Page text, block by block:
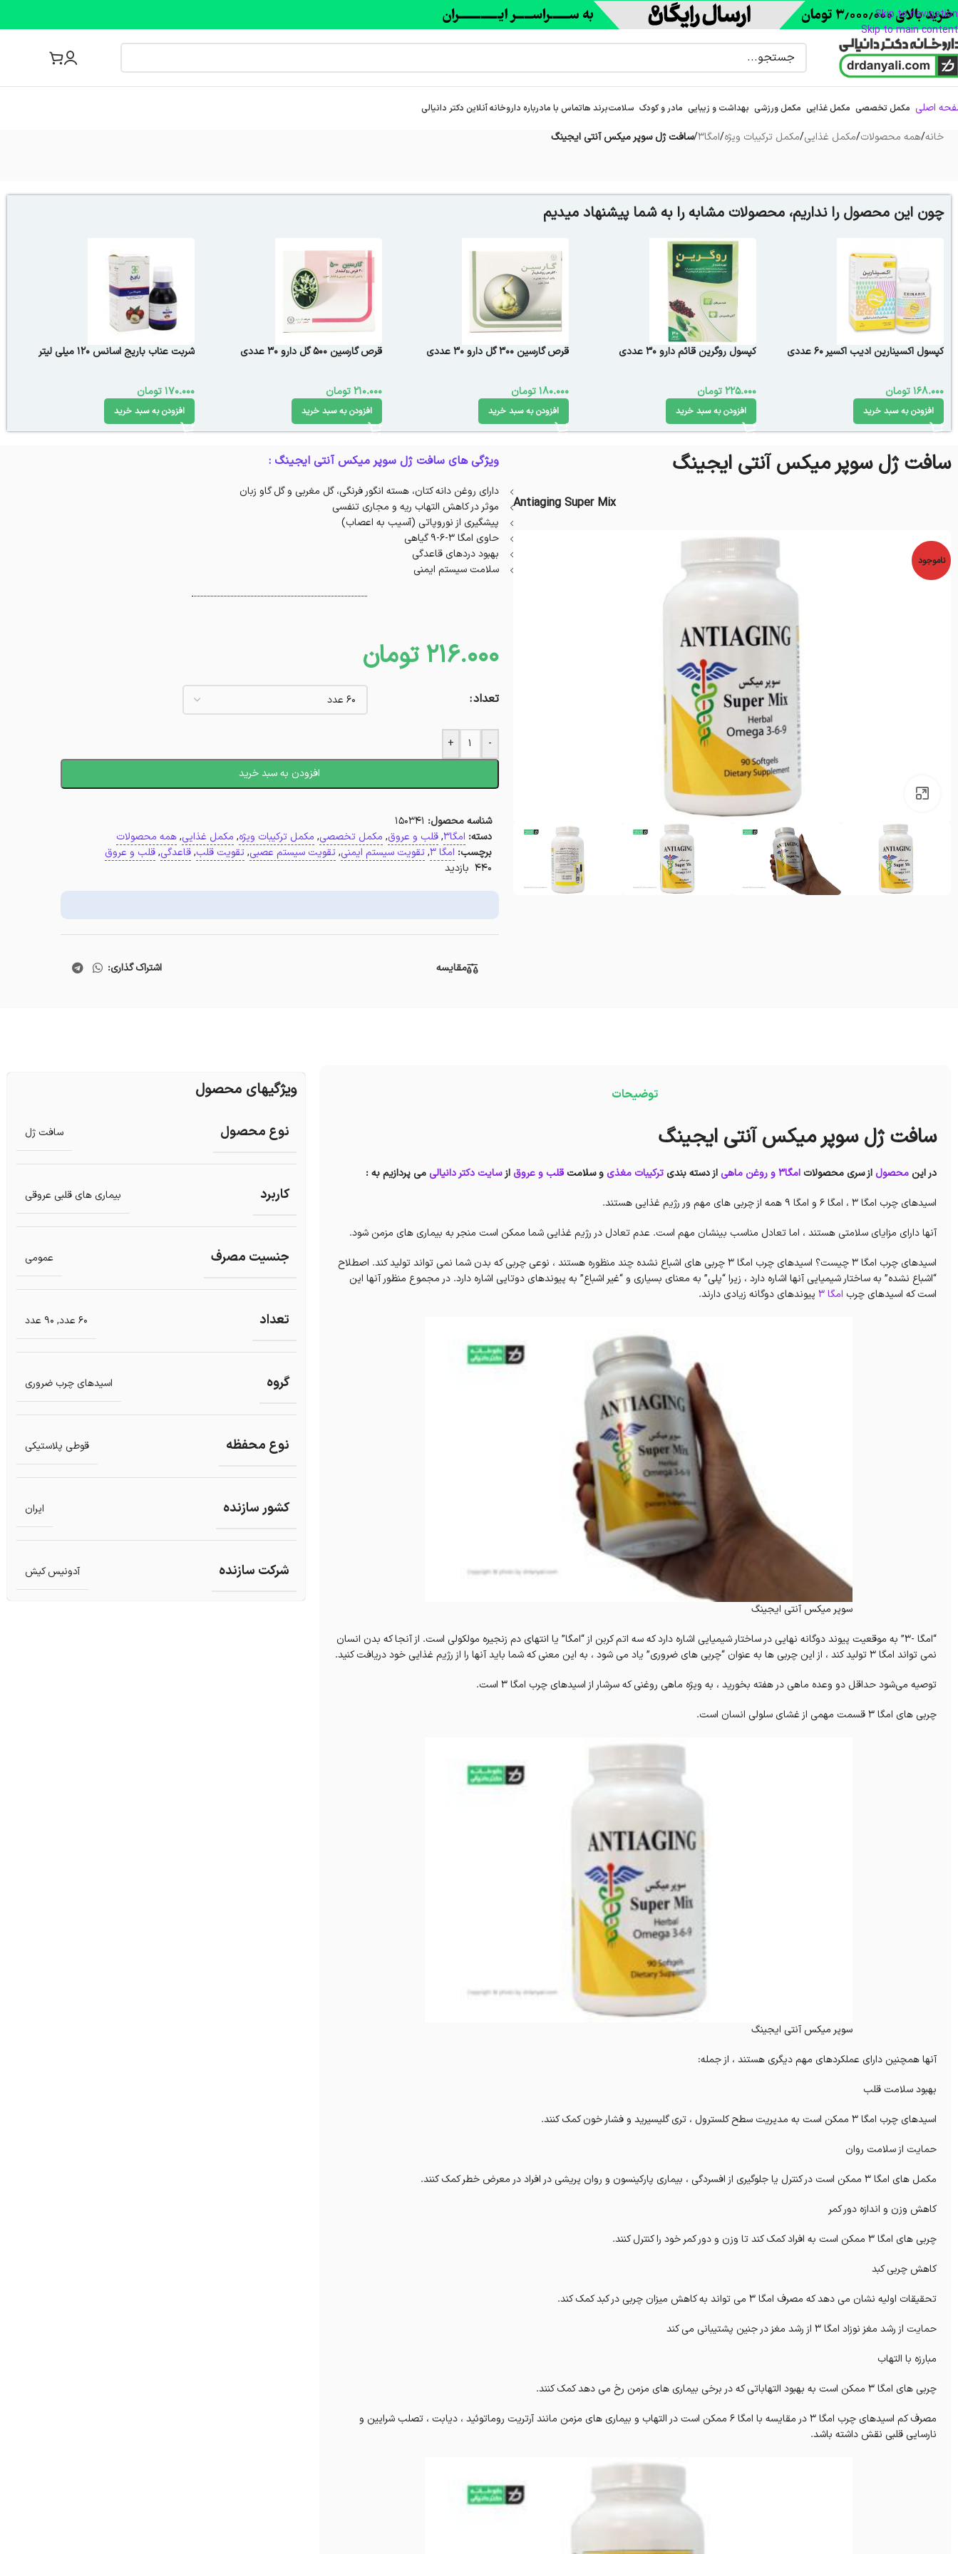
Skip to navigation
Skip to main content
اصلی مکمل تخصصی مکمل غذایی مکمل ورزشی بهداشت و زیبایی مادر و کودک سلامتبرند هاتماس با مادرباره‌ داروخانه آنلاین دکتر دانیالی
خانه/همه محصولات/مکمل غذایی/مکمل ترکیبات ویژه/امگا3 /سافت ژل سوپر میکس آنتی ایجینگ
چون این محصول را نداریم، محصولات مشابه را به شما پیشنهاد میدیم
کپسول اکسینارین ادیب اکسیر 60 عددی
168.000تومان
افزودن به سبد خرید
کپسول روگرین قائم دارو 30 عددی
225.000 تومان
افزودن به سبد خرید
قرص گارسین 300 گل دارو 30 عددی
180.000 تومان
افزودن به سبد خرید
قرص گارسین 500 گل دارو 30 عددی
210.000 تومان
افزودن به سبد خرید
شربت عناب باریج اسانس ۱۲۰ میلی‎ لیتر
170.000تومان
افزودن به سبد خرید
سافت ژل سوپر میکس آنتی ایجینگ
Antiaging Super Mix
ناموجود
ویژگی های سافت ژل سوپر میکس آنتی ایجینگ :
دارای روغن دانه کتان، هسته انگور فرنگی، گل مغربی و گل گاو زبان
موثر در کاهش التهاب ریه و مجاری تنفسی
پیشگیری از نوروپاتی (آسیب به اعصاب)
حاوی امگا 3-6-9 گیاهی
بهبود دردهای قاعدگی
سلامت سیستم ایمنی
216.000 تومان
تعداد
-
+
افزودن به سبد خرید
شناسه محصول: 150341
دسته: امگا3 , قلب و عروق, مکمل تخصصی, مکمل ترکیبات ویژه, مکمل غذایی, همه محصولات
برچسب: امگا 3 , تقویت سیستم ایمنی, تقویت سیستم عصبی, تقویت قلب, قاعدگی, قلب و عروق
440 بازدید
مقایسه اشتراک گذاری:
توضیحات
سافت ژل سوپر میکس آنتی ایجینگ
در این محصول از سری محصولات امگا3 و روغن ماهی از دسته بندی ترکیبات مغذی و سلامتقلب و عروقازسایت دکتر دانیالیمی پردازیم به :
اسیدهای چرب امگا 3 ، امگا 6 و امگا 9 همه از چربی های مهم ور رژیم غذایی هستند.
آنها دارای مزایای سلامتی هستند ، اما تعادل مناسب بینشان مهم است. عدم تعادل در رژیم غذایی شما ممکن است منجر به بیماری های مزمن شود.
اسیدهای چرب امگا 3 چیست؟ اسیدهای چرب امگا 3 چربی های اشباع نشده چند منظوره هستند ، نوعی چربی که بدن شما نمی تواند تولید کند. اصطلاح
“اشباع نشده” به ساختار شیمیایی آنها اشاره دارد ، زیرا “پلی” به معنای بسیاری و “غیر اشباع” به پیوندهای دوتایی اشاره دارد. در مجموع منظور آنها این
است که اسیدهای چرب امگا 3 پیوندهای دوگانه زیادی دارند.
سوپر میکس آنتی ایجینگ
“امگا -3” به موقعیت پیوند دوگانه نهایی در ساختار شیمیایی اشاره دارد که سه اتم کربن از “امگا” یا انتهای دم زنجیره مولکولی است. از آنجا که بدن انسان
نمی تواند امگا 3 تولید کند ، از این چربی ها به عنوان “چربی های ضروری” یاد می شود ، به این معنی که شما باید آنها را از رژیم غذایی خود دریافت کنید.
توصیه می‌شود حداقل دو وعده ماهی در هفته بخورید ، به ویژه ماهی روغنی که سرشار از اسیدهای چرب امگا 3 است.
چربی های امگا 3 قسمت مهمی از غشای سلولی انسان است.
سوپر میکس آنتی ایجینگ
آنها همچنین دارای عملکردهای مهم دیگری هستند ، از جمله:
بهبود سلامت قلب
اسیدهای چرب امگا 3 ممکن است به مدیریت سطح کلسترول ، تری گلیسیرید و فشار خون کمک کنند.
حمایت از سلامت روان
مکمل های امگا 3 ممکن است در کنترل یا جلوگیری از افسردگی ، بیماری پارکینسون و روان پریشی در افراد در معرض خطر کمک کنند.
کاهش وزن و اندازه دور کمر
چربی های امگا 3 ممکن است به افراد کمک کند تا وزن و دور کمر خود را کنترل کنند.
کاهش چربی کبد
تحقیقات اولیه نشان می دهد که مصرف امگا 3 می تواند به کاهش میزان چربی در کبد کمک کند.
حمایت از رشد مغز نوزاد امگا 3 از رشد مغز در جنین پشتیبانی می کند
مبارزه با التهاب
چربی های امگا 3 ممکن است به بهبود التهاباتی که در برخی بیماری های مزمن رخ می دهد کمک کنند.
مصرف کم اسیدهای چرب امگا 3 در مقایسه با امگا 6 ممکن است در التهاب و بیماری های مزمن مانند آرتریت روماتوئید ، دیابت ، تصلب شرایین و
نارسایی قلبی نقش داشته باشد.
ویژگیهای محصول
نوع محصول سافت ژل
کاربرد بیماری های قلبی عروقی
جنسیت مصرف عمومی
تعداد 60 عدد , 90 عدد
گروه اسیدهای چرب ضروری
نوع محفظه قوطی پلاستیکی
کشور سازنده ایران
شرکت سازنده آدونیس کیش